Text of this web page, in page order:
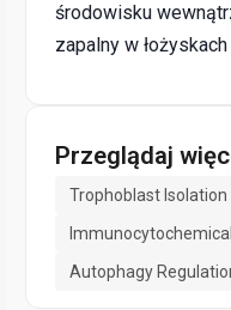
środowisku
zapalny w
Przeglądaj
Trophoblast Isolation
Autophagy